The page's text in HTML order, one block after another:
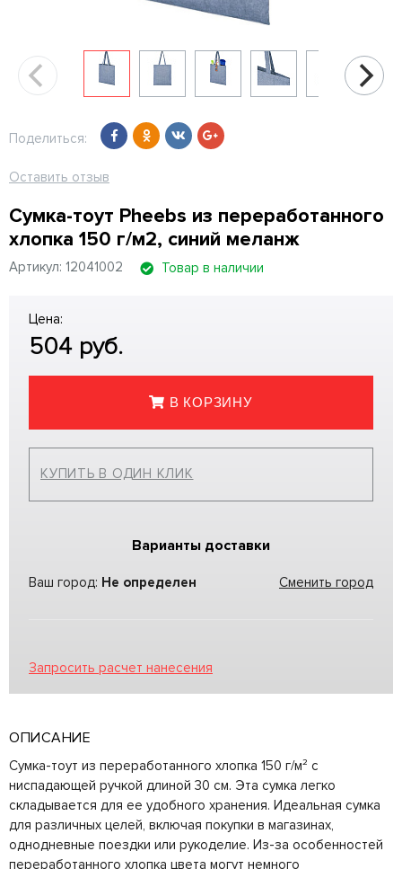
Поделиться:
Оставить отзыв
Сумка-тоут Pheebs из переработанного
хлопка 150 г/м2, синий меланж
Артикул: 12041002 Товар в наличии
Цена:
504 руб.
В КОРЗИНУ
КУПИТЬ В ОДИН КЛИК
Варианты доставки
Ваш город: Не определен Сменить город
Запросить расчет нанесения
ОПИСАНИЕ
Сумка-тоут из переработанного хлопка 150 г/м² с
ниспадающей ручкой длиной 30 см. Эта сумка легко
складывается для ее удобного хранения. Идеальная сумка
для различных целей, включая покупки в магазинах,
однодневные поездки или рукоделие. Из-за особенностей
переработанного хлопка цвета могут немного